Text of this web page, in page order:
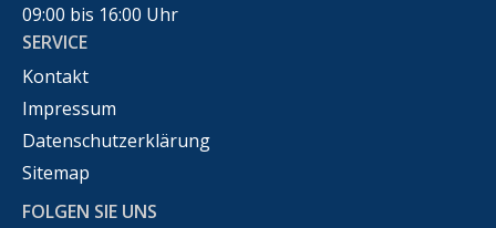
09:00 bis 16:00 Uhr
SERVICE
Kontakt
Impressum
Datenschutzerklärung
Sitemap
FOLGEN SIE UNS